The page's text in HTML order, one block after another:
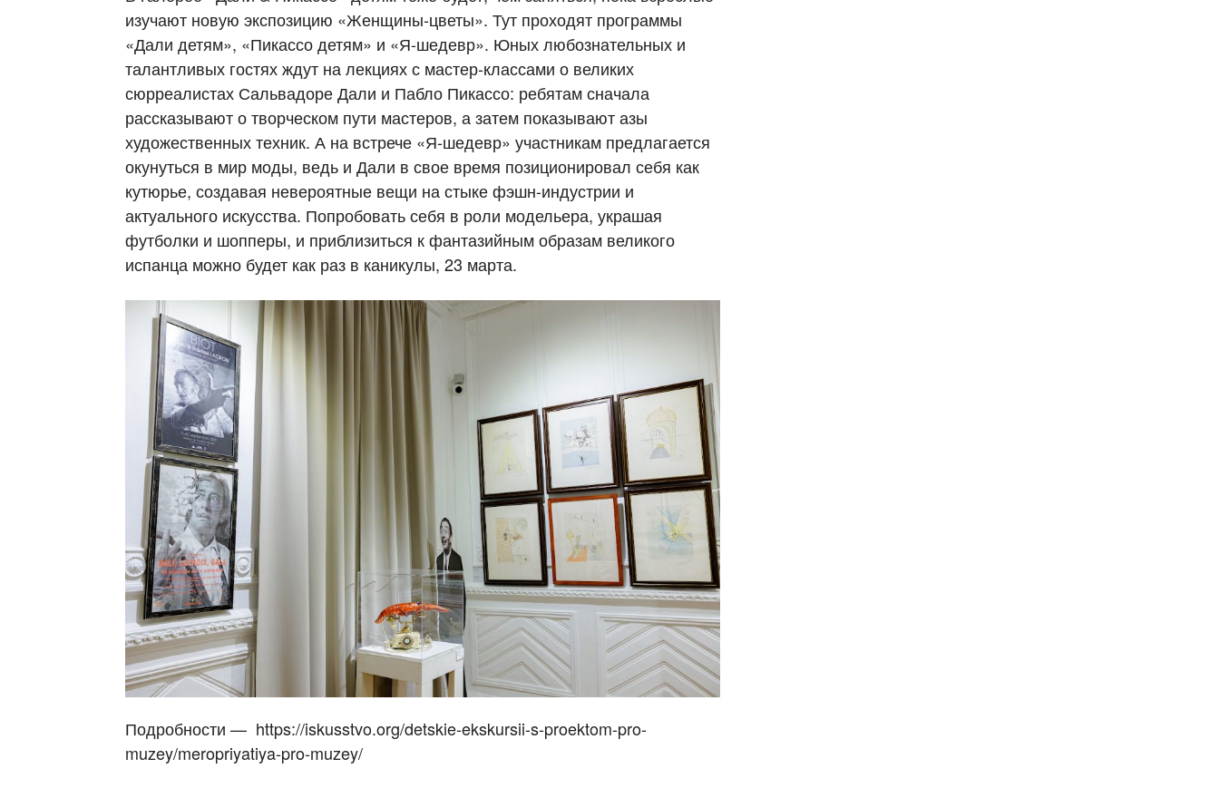
изучают новую экспозицию «Женщины-цветы». Тут проходят программы
«Дали детям», «Пикассо детям» и «Я-шедевр». Юных любознательных и
талантливых гостях ждут на лекциях с мастер-классами о великих
сюрреалистах Сальвадоре Дали и Пабло Пикассо: ребятам сначала
рассказывают о творческом пути мастеров, а затем показывают азы
художественных техник. А на встрече «Я-шедевр» участникам предлагается
окунуться в мир моды, ведь и Дали в свое время позиционировал себя как
кутюрье, создавая невероятные вещи на стыке фэшн-индустрии и
актуального искусства. Попробовать себя в роли модельера, украшая
футболки и шопперы, и приблизиться к фантазийным образам великого
испанца можно будет как раз в каникулы, 23 марта.
Подробности — https://iskusstvo.org/detskie-ekskursii-s-proektom-pro-
muzey/meropriyatiya-pro-muzey/